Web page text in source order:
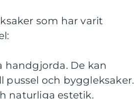
som har varit
handgjorda. De kan
och byggleksaker.
naturliga estetik.